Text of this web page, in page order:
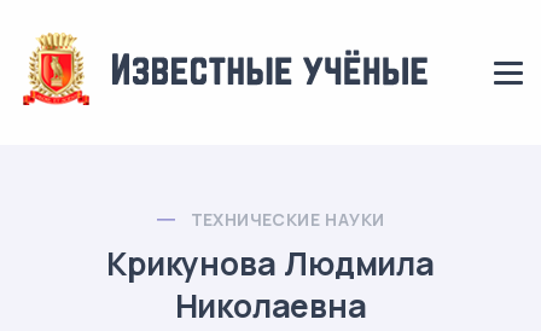
ТЕХНИЧЕСКИЕ НАУКИ
Крикунова Людмила
Николаевна